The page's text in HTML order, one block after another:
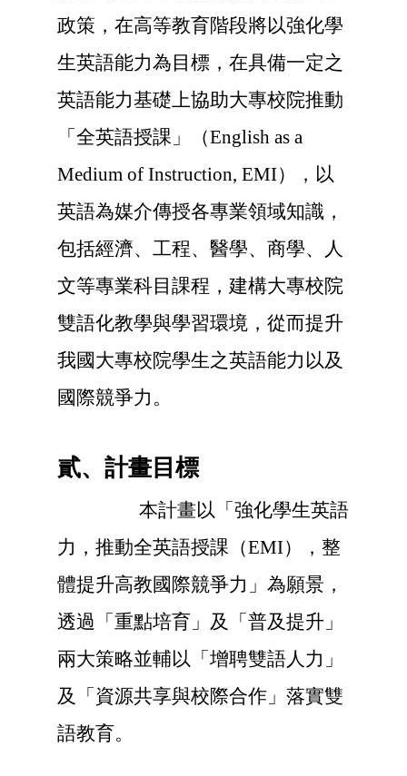
政策，在高等教育階段將以強化學
生英語能力為目標，在具備一定之
英語能力基礎上協助大專校院推動
「全英語授課」（English as a
Medium of Instruction, EMI），以
英語為媒介傳授各專業領域知識，
包括經濟、工程、醫學、商學、人
文等專業科目課程，建構大專校院
雙語化教學與學習環境，從而提升
我國大專校院學生之英語能力以及
國際競爭力。
貳、計畫目標
本計畫以「強化學生英語
力，推動全英語授課（EMI），整
體提升高教國際競爭力」為願景，
透過「重點培育」及「普及提升」
兩大策略並輔以「增聘雙語人力」
及「資源共享與校際合作」落實雙
語教育。